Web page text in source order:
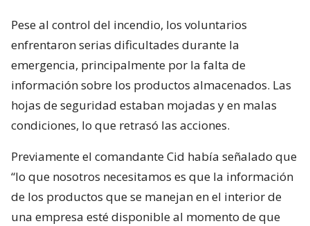
Pese al control del incendio, los voluntarios
enfrentaron serias dificultades durante la
emergencia, principalmente por la falta de
información sobre los productos almacenados. Las
hojas de seguridad estaban mojadas y en malas
condiciones, lo que retrasó las acciones.
Previamente el comandante Cid había señalado que
“lo que nosotros necesitamos es que la información
de los productos que se manejan en el interior de
una empresa esté disponible al momento de que